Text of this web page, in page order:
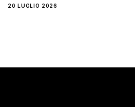
20 LUGLIO 2026